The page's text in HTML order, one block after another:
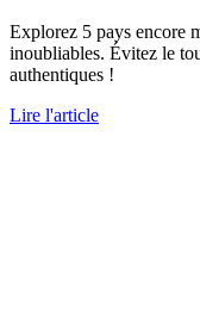
Explorez 5 pays encore
inoubliables. Évitez le
authentiques !
Lire l'article